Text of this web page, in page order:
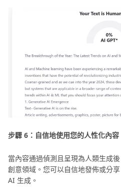
步驟 6：自信地使用您的人性化內容
當內容通過偵測且呈現為人類生成
創意領域。您可以自信地發佈或分
AI 生成。